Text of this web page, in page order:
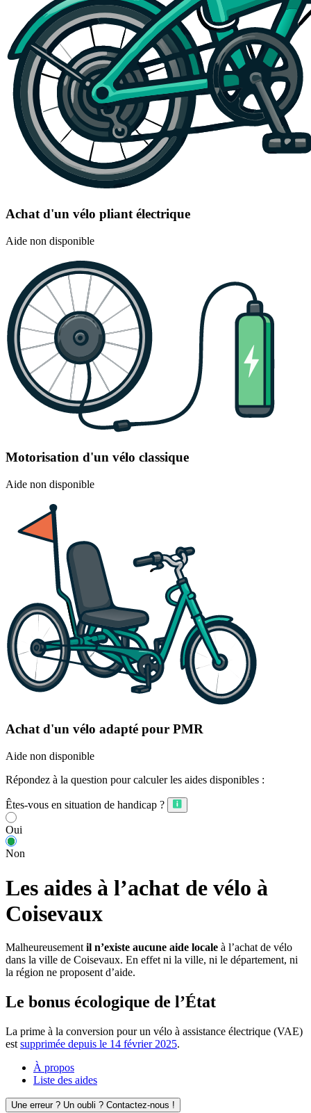
Achat d'un vélo pliant électrique
Aide non disponible
Motorisation d'un vélo classique
Aide non disponible
Achat d'un vélo adapté pour PMR
Aide non disponible
Répondez à la question pour calculer les aides disponibles :
Êtes-vous en situation de handicap ?
Oui
Non
Les aides à l’achat de vélo à
Coisevaux
Malheureusement il n’existe aucune aide locale à l’achat de vélo
dans la ville de Coisevaux. En effet ni la ville, ni le département, ni
la région ne proposent d’aide.
Le bonus écologique de l’État
La prime à la conversion pour un vélo à assistance électrique (VAE)
est supprimée depuis le 14 février 2025.
À propos
Liste des aides
Une erreur ? Un oubli ? Contactez-nous !